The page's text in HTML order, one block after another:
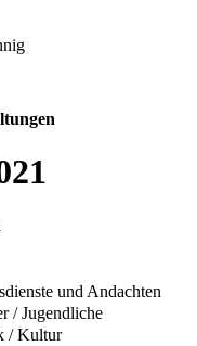
und Andachten
/ Jugendliche
/ Kultur